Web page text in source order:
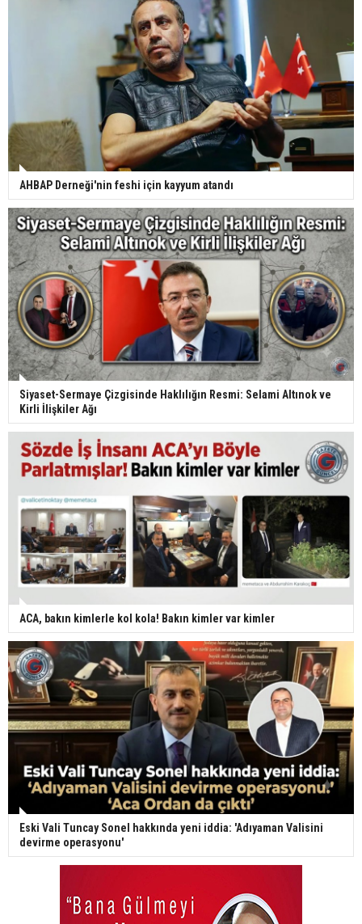
AHBAP Derneği'nin feshi için kayyum atandı
Siyaset-Sermaye Çizgisinde Haklılığın Resmi: Selami Altınok ve
Kirli İlişkiler Ağı
ACA, bakın kimlerle kol kola! Bakın kimler var kimler
Eski Vali Tuncay Sonel hakkında yeni iddia: 'Adıyaman Valisini
devirme operasyonu'